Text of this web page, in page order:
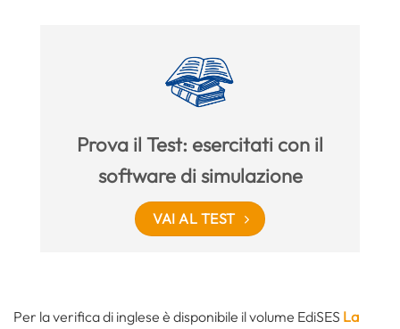
Prova il Test: esercitati con il
software di simulazione
VAI AL TEST
Per la verifica di inglese è disponibile il volume EdiSES La